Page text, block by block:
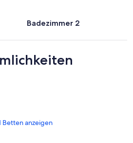
Badezimmer 2
Betten anzeigen